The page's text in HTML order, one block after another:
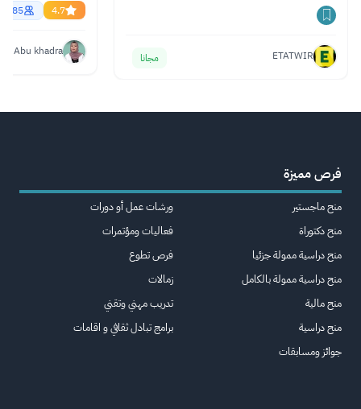
ETATWIR مجانا
4.7
Abu khadra
فرص مميزة
منح ماجستير
منح دكتوراة
منح دراسية ممولة جزئيا
منح دراسية ممولة بالكامل
منح مالية
منح دراسية
جوائز ومسابقات
ورشات عمل أو دورات
فعاليات ومؤتمرات
فرص تطوع
زمالات
تدريب مهني وتقني
برامج تبادل ثقافي و اقامات